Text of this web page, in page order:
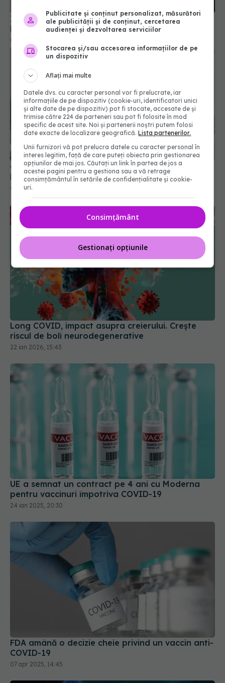
Impactul COVID-19 asupra Europei. România și
Bulgaria, țările cu cea mai ridicată mortalitate
03 sep 2024, 15:42
COVID, încă un efect negativ. Duce la
hipertensiune arterială și boli cardiovasculare
04 sep 2023, 09:32
Long COVID, impact asupra creierului. Crește
riscul de boli neurodegenerative
22 ian 2026, 15:43
UE a semnat un contract pe 4 ani cu Moderna
pentru vaccinuri împotriva COVID-19
24 ian 2025, 20:30
FDA amână o decizie cheie privind un vaccin anti-
COVID-19
07 apr 2025, 14:45
Publicitate și conținut personalizat, măsurători
ale publicității și de conținut, cercetarea
audienței și dezvoltarea serviciilor
Stocarea și/sau accesarea informațiilor de pe
un dispozitiv
Aflați mai multe
Datele dvs. cu caracter personal vor fi prelucrate, iar
informațiile de pe dispozitiv (cookie-uri, identificatori unici
și alte date de pe dispozitiv) pot fi stocate, accesate de și
trimise către 224 de parteneri sau pot fi folosite în mod
specific de acest site. Noi și partenerii noștri putem folosi
date exacte de localizare geografică.Lista partenerilor.
Unii furnizori vă pot prelucra datele cu caracter personal în
interes legitim, față de care puteți obiecta prin gestionarea
opțiunilor de mai jos. Căutați un link în partea de jos a
acestei pagini pentru a gestiona sau a vă retrage
consimțământul în setările de confidențialitate și cookie-
uri.
Consimțământ
Gestionați opțiunile